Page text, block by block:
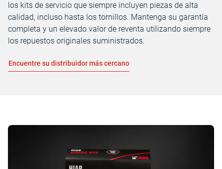
los kits de servicio que siempre incluyen piezas de alta
calidad, incluso hasta los tornillos. Mantenga su garantía
completa y un elevado valor de reventa utilizando siempre
los repuestos originales suministrados.
Encuentre su distribuidor más cercano